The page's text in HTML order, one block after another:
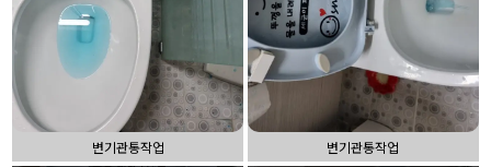
변기관통작업 변기관통작업